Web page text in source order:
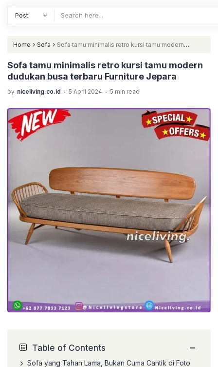
Home › Sofa › Sofa tamu minimalis retro kursi tamu modern
dudukan busa terbaru Furniture Jepara
Sofa tamu minimalis retro kursi tamu modern
dudukan busa terbaru Furniture Jepara
by niceliving.co.id . 5 April 2024 . 5 min read
Table of Contents −
Sofa yang Tahan Lama, Bukan Cuma Cantik di Foto